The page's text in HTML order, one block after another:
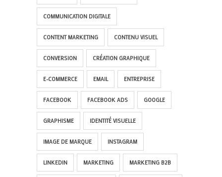
COMMUNICATION DIGITALE
CONTENT MARKETING CONTENU VISUEL
CONVERSION CRÉATION GRAPHIQUE
E-COMMERCE EMAIL ENTREPRISE
FACEBOOK FACEBOOK ADS GOOGLE
GRAPHISME IDENTITÉ VISUELLE
IMAGE DE MARQUE INSTAGRAM
LINKEDIN MARKETING MARKETING B2B